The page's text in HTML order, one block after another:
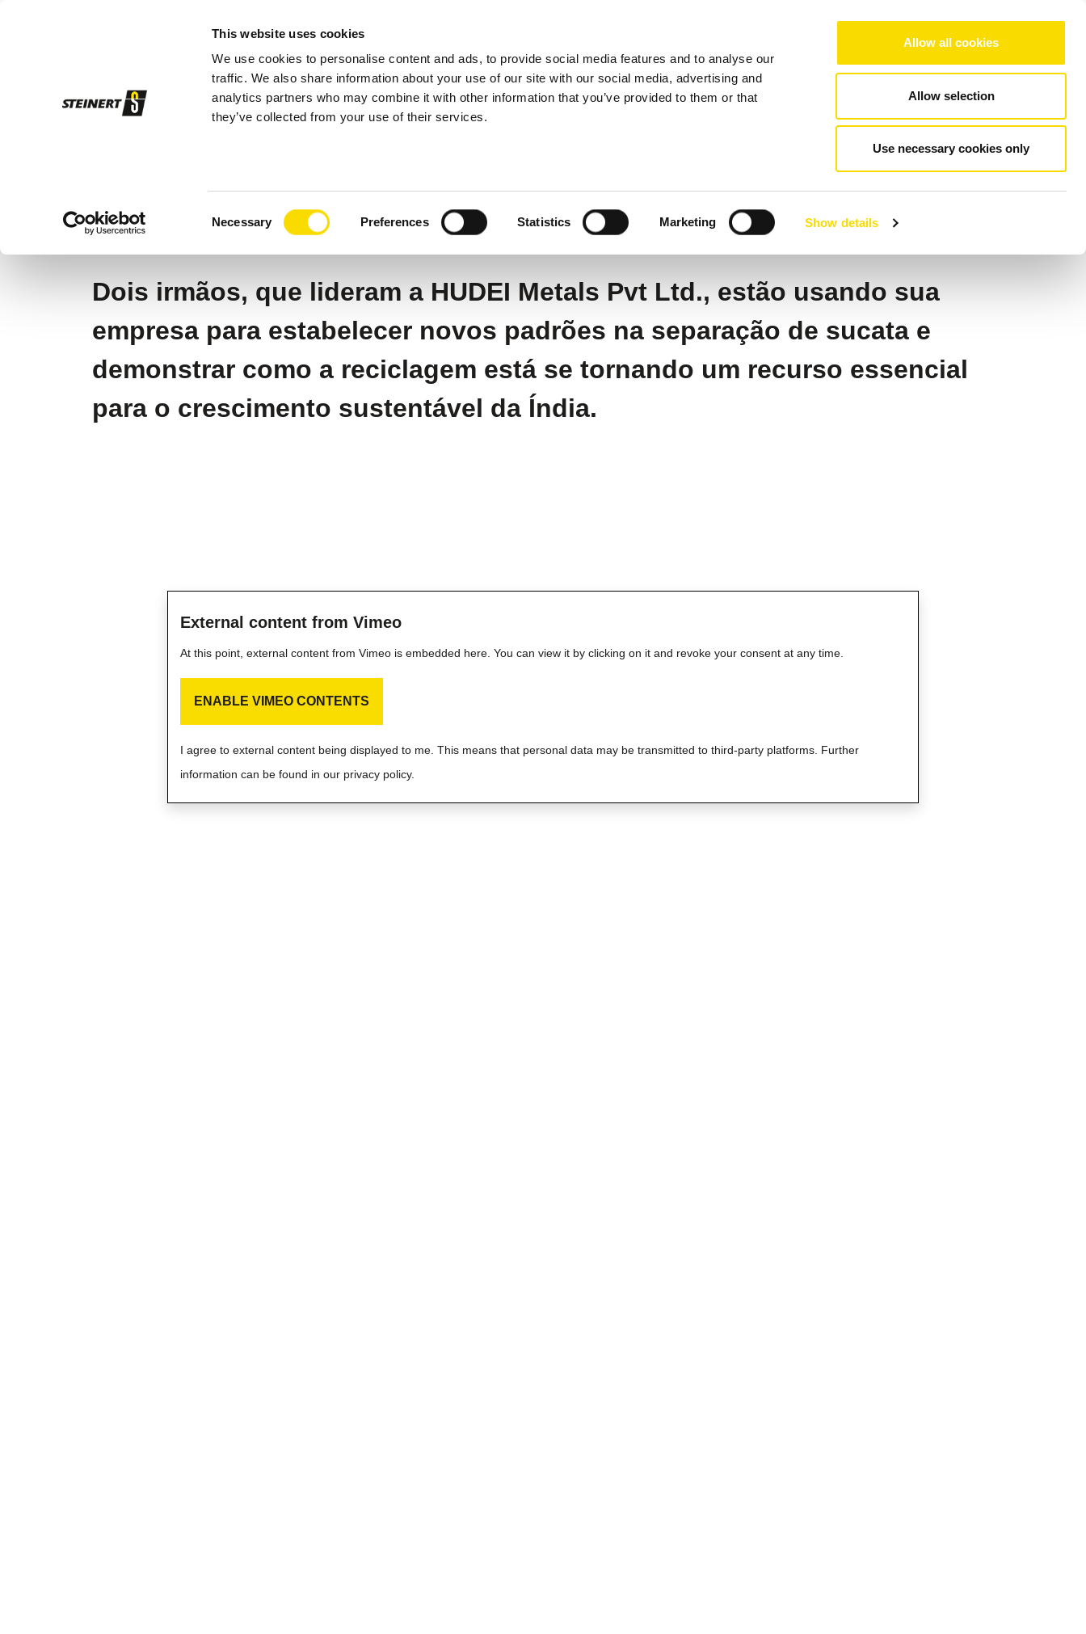
This website uses cookies
We use cookies to personalise content and ads, to provide social media features and to analyse our
traffic. We also share information about your use of our site with our social media, advertising and
analytics partners who may combine it with other information that you’ve provided to them or that
they’ve collected from your use of their services.
Necessary Preferences Statistics Marketing Show details
Allow all cookies
Allow selection
Use necessary cookies only
Produtos Aplicações Serviços Empresa Referências Contato
Reciclagem de aço inoxidável para o futuro verde da Índia
Dois irmãos, que lideram a HUDEI Metals Pvt Ltd., estão usando sua
empresa para estabelecer novos padrões na separação de sucata e
demonstrar como a reciclagem está se tornando um recurso essencial
para o crescimento sustentável da Índia.
External content from Vimeo
At this point, external content from Vimeo is embedded here. You can view it by clicking on it and revoke your consent at any time.
ENABLE VIMEO CONTENTS
I agree to external content being displayed to me. This means that personal data may be transmitted to third-party platforms. Further
information can be found in our privacy policy.